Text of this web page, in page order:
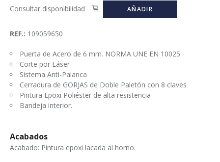
Consultar disponibilidad AÑADIR
REF.: 109059650
Puerta de Acero de 6 mm. NORMA UNE EN 10025
Corte por Láser
Sistema Anti-Palanca
Cerradura de GORJAS de Doble Paletón con 8 claves
Pintura Epoxi Poliéster de alta resistencia
Bandeja interior.
Acabados
Acabado: Pintura epoxi lacada al horno.